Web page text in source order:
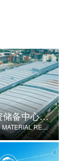
战略物资储备中心建设
STRATEGIC MATERIAL RESERVE CENTER CONSTRUCTION